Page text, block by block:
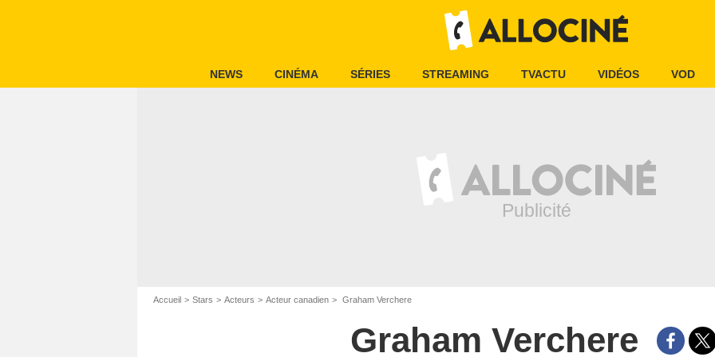
NEWS CINÉMA SÉRIES STREAMING TVACTU VIDÉOS VOD
Accueil Stars Acteurs Acteur canadien Graham Verchere
Graham Verchere